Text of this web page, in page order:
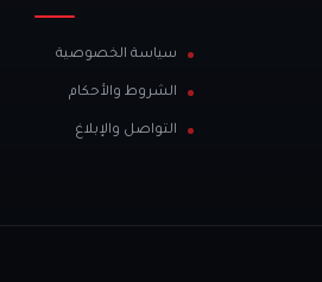
سياسة الخصوصية
الشروط والأحكام
التواصل والإبلاغ